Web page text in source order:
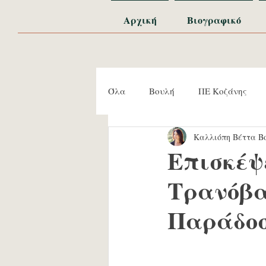
Αρχική Βιογραφικό
Όλα Βουλή ΠΕ Κοζάνης
Εκδηλώσεις Συναντήσεις
Καλλιόπη Βέττα